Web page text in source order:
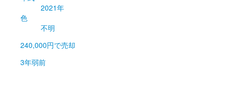
2021年
色
不明
240,000円で売却
3年弱前